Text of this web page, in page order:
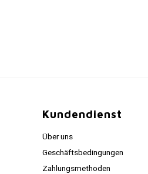
Kundendienst
Über uns
Geschäftsbedingungen
Zahlungsmethoden